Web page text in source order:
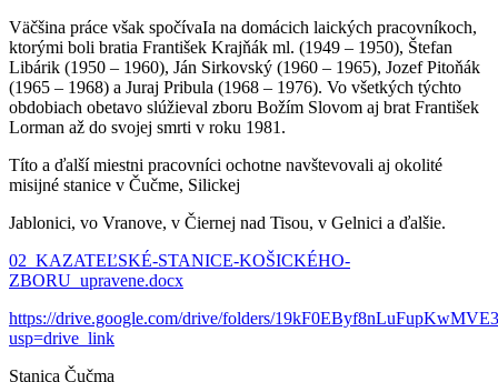
Väčšina práce však spočívaIa na domácich laických pracovníkoch,
ktorými boli bratia František Krajňák ml. (1949 – 1950), Štefan
Libárik (1950 – 1960), Ján Sirkovský (1960 – 1965), Jozef Pitoňák
(1965 – 1968) a Juraj Pribula (1968 – 1976). Vo všetkých týchto
obdobiach obetavo slúžieval zboru Božím Slovom aj brat František
Lorman až do svojej smrti v roku 1981.
Títo a ďalší miestni pracovníci ochotne navštevovali aj okolité
misijné stanice v Čučme, Silickej
Jablonici, vo Vranove, v Čiernej nad Tisou, v Gelnici a ďalšie.
02_KAZATEĽSKÉ-STANICE-KOŠICKÉHO-
ZBORU_upravene.docx
https://drive.google.com/drive/folders/
usp=drive_link
Stanica Čučma